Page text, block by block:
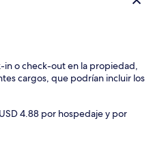
in o check-out en la propiedad,
cargos, que podrían incluir los
4.88 por hospedaje y por